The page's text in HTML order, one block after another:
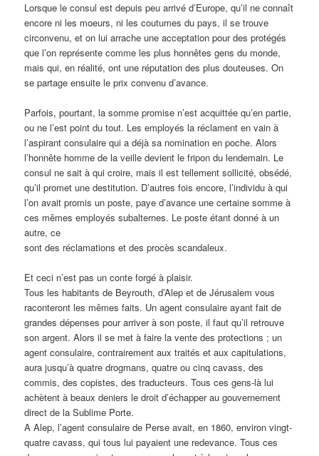
Lorsque le consul est depuis peu arrivé d’Europe, qu’il ne connaît
encore ni les moeurs, ni les coutumes du pays, il se trouve
circonvenu, et on lui arrache une acceptation pour des protégés
que l’on représente comme les plus honnêtes gens du monde,
mais qui, en réalité, ont une réputation des plus douteuses. On
se partage ensuite le prix convenu d’avance.
Parfois, pourtant, la somme promise n’est acquittée qu’en partie,
ou ne l’est point du tout. Les employés la réclament en vain à
l’aspirant consulaire qui a déjà sa nomination en poche. Alors
l’honnête homme de la veille devient le fripon du lendemain. Le
consul ne sait à qui croire, mais il est tellement sollicité, obsédé,
qu’il promet une destitution. D’autres fois encore, l’individu à qui
l’on avait promis un poste, paye d’avance une certaine somme à
ces mêmes employés subalternes. Le poste étant donné à un
autre, ce
sont des réclamations et des procès scandaleux.
Et ceci n’est pas un conte forgé à plaisir.
Tous les habitants de Beyrouth, d’Alep et de Jérusalem vous
raconteront les mêmes faits. Un agent consulaire ayant fait de
grandes dépenses pour arriver à son poste, il faut qu’il retrouve
son argent. Alors il se met à faire la vente des protections ; un
agent consulaire, contrairement aux traités et aux capitulations,
aura jusqu’à quatre drogmans, quatre ou cinq cavass, des
commis, des copistes, des traducteurs. Tous ces gens-là lui
achètent à beaux deniers le droit d’échapper au gouvernement
direct de la Sublime Porte.
A Alep, l’agent consulaire de Perse avait, en 1860, environ vingt-
quatre cavass, qui tous lui payaient une redevance. Tous ces